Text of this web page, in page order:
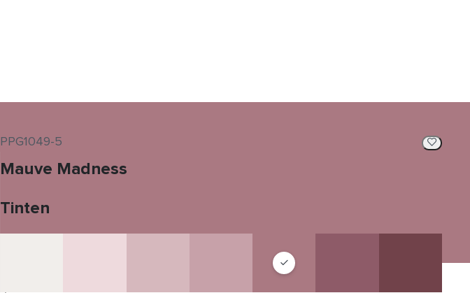
PPG1049-5
Mauve Madness
Tinten